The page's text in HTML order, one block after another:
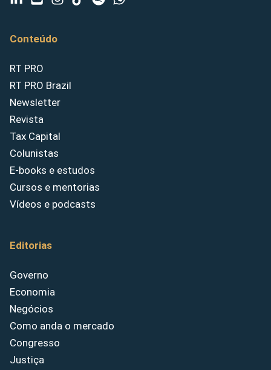
Conteúdo
RT PRO
RT PRO Brazil
Newsletter
Revista
Tax Capital
Colunistas
E-books e estudos
Cursos e mentorias
Vídeos e podcasts
Editorias
Governo
Economia
Negócios
Como anda o mercado
Congresso
Justiça